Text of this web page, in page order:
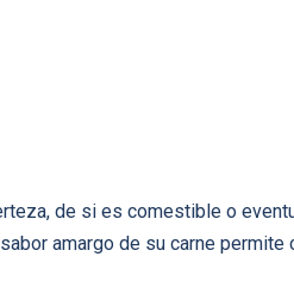
de si es comestible o
amargo de su carne